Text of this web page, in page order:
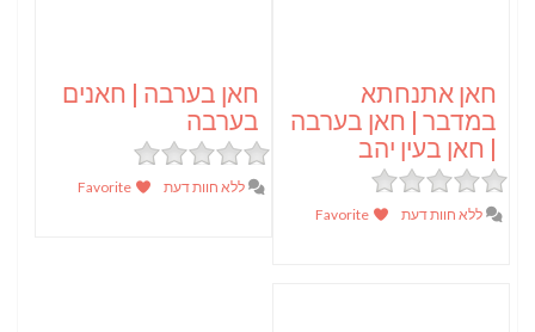
חאן אתנחתא
במדבר | חאן בערבה
| חאן בעין יהב
ללא חוות דעת
חאן בערבה | חאנים
בערבה
ללא חוות דעת